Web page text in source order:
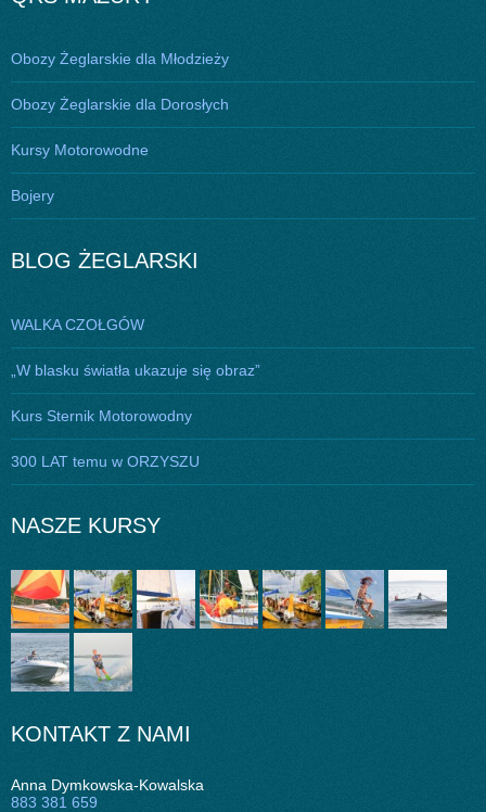
Obozy Żeglarskie dla Młodzieży
Obozy Żeglarskie dla Dorosłych
Kursy Motorowodne
Bojery
BLOG ŻEGLARSKI
WALKA CZOŁGÓW
„W blasku światła ukazuje się obraz”
Kurs Sternik Motorowodny
300 LAT temu w ORZYSZU
NASZE KURSY
KONTAKT Z NAMI
Anna Dymkowska-Kowalska
883 381 659